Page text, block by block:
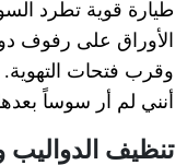
طيارة قوية تطرد
الأوراق على رفوف
وقرب فتحات التهوية.
أنني لم أر سوساً
تنظيف الدواليب